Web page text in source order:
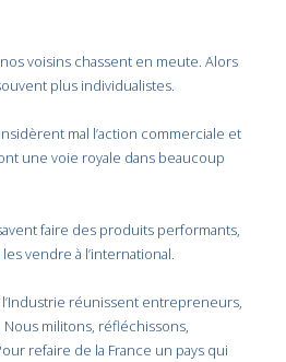
voisins chassent en meute. Alors
plus individualistes.
mal l’action commerciale et
une voie royale dans beaucoup
faire des produits performants,
vendre à l’international.
l’Industrie réunissent entrepreneurs,
militons, réfléchissons,
refaire de la France un pays qui